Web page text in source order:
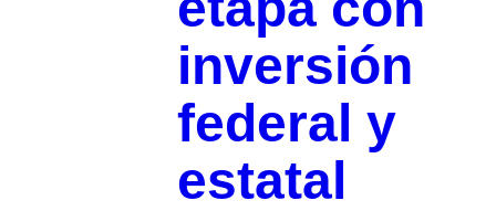
inversión
federal y
estatal